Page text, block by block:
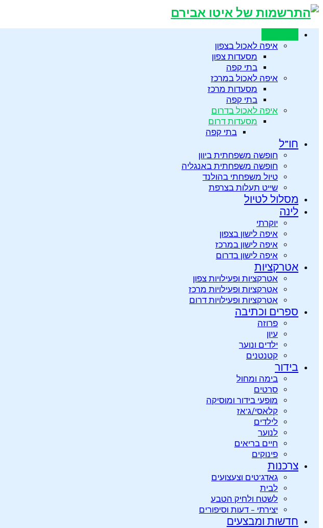
איפה לאכול בצפון
מסעדות צפון
בתי קפה
איפה לאכול במרכז
מסעדות מרכז
בתי קפה
איפה לאכול בדרום
מסעדות דרום
בתי קפה
חו”ל
חופשה משפחתית ביוון
חופשה משפחתית באנגליה
טיול משפחתי בהולנד
שייט תעלות בצרפת
מסלול לטיול
לינה
יוקרתי
איפה לישון בצפון
איפה לישון במרכז
איפה לישון בדרום
אטרקציות
אטרקציות ופעילויות צפון
אטרקציות ופעילויות מרכז
אטרקציות ופעילויות דרום
ספרים וכתיבה
פרוזה
עיון
ילדים ונוער
קטנטנים
בידור
בימה ומחול
סרטים
מופעי בידור ומוסיקה
קלאסי/ג’אז
לילדים
לנוער
חיים בריאים
פינוקים
צרכנות
גאדג’טים וצעצועים
לבית
לשטח ולחיק הטבע
יצירתי – דעות וסיפורים
חדשות ומבצעים